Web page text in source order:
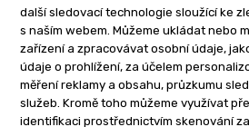
další sledovací technologie sloužící ke
s naším webem. Můžeme ukládat nebo
zařízení a zpracovávat osobní údaje,
údaje o prohlížení, za účelem
měření reklamy a obsahu, průzkumu
služeb. Kromě toho můžeme využívat
identifikaci prostřednictvím skenování
-Reklama-